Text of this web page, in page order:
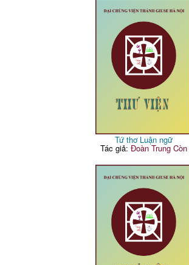
Tứ thơ Luận ngữ
Tác giả: Đoàn Trung Còn